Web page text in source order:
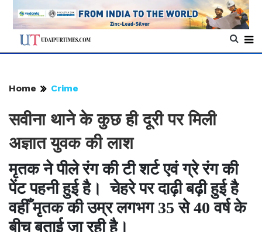
Home Crime
सवीना थाने के कुछ ही दूरी पर मिली
अज्ञात युवक की लाश
मृतक ने पीले रंग की टी शर्ट एवं ग्रे रंग की
पेंट पहनी हुई है। चेहरे पर दाढ़ी बढ़ी हुई है
वहीँ मृतक की उम्र लगभग 35 से 40 वर्ष के
बीच बताई जा रही है।